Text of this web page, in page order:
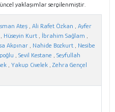
yaklaşımlar sergilenmiştir.
Ateş , Ali Rafet Özkan , Ayfer
, Hüseyin Kurt , İbrahim Sağlam ,
Akpınar , Nahide Bozkurt , Nesibe
, Sevil Kestane , Seyfullah
, Yakup Civelek , Zehra Gençel